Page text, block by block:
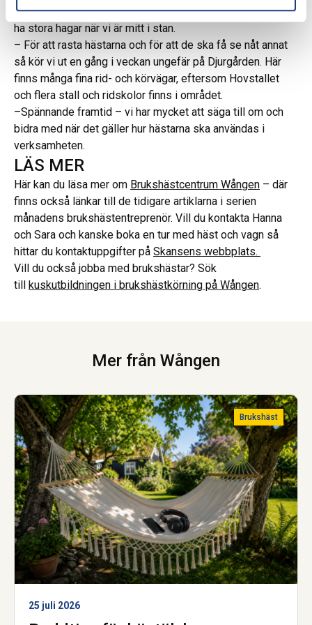
får vara ute nattetid under sommaren. Det är ändå lyxigt att
ha stora hagar när vi är mitt i stan.
– För att rasta hästarna och för att de ska få se nåt annat
så kör vi ut en gång i veckan ungefär på Djurgården. Här
finns många fina rid- och körvägar, eftersom Hovstallet
och flera stall och ridskolor finns i området.
–Spännande framtid – vi har mycket att säga till om och
bidra med när det gäller hur hästarna ska användas i
verksamheten.
LÄS MER
Här kan du läsa mer om Brukshästcentrum Wången – där
finns också länkar till de tidigare artiklarna i serien
månadens brukshästentreprenör. Vill du kontakta Hanna
och Sara och kanske boka en tur med häst och vagn så
hittar du kontaktuppgifter på Skansens webbplats.
Vill du också jobba med brukshästar? Sök
till kuskutbildningen i brukshästkörning på Wången.
Mer från Wången
Brukshäst
25 juli 2026